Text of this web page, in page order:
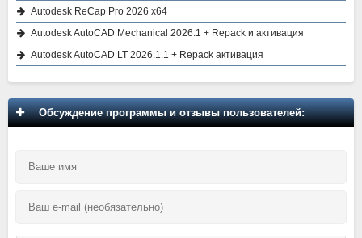
Autodesk ReCap Pro 2026 x64
Autodesk AutoCAD Mechanical 2026.1 + Repack и активация
Autodesk AutoCAD LT 2026.1.1 + Repack активация
Обсуждение программы и отзывы пользователей: